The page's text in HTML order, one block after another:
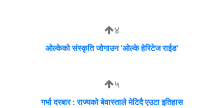
४
ओल्केको संस्कृति जोगाउन ‘ओल्के हेरिटेज राईड’
५
गर्भा दरबार : राज्यको बेवास्ताले मेटिदै एउटा इतिहास